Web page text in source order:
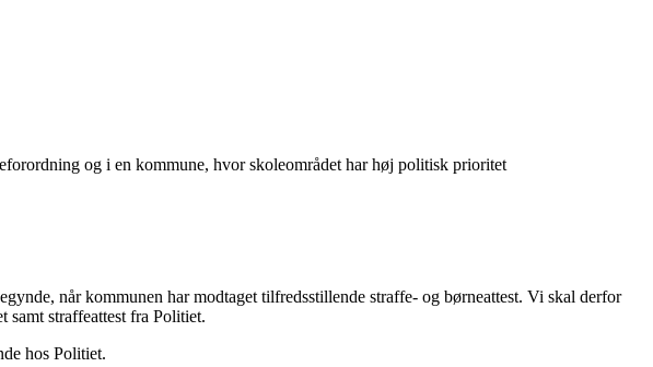
og i en kommune, hvor skoleområdet har høj politisk prioritet
når kommunen har modtaget tilfredsstillende straffe- og børneattest. Vi skal derfor
samt straffeattest fra Politiet.
hos Politiet.